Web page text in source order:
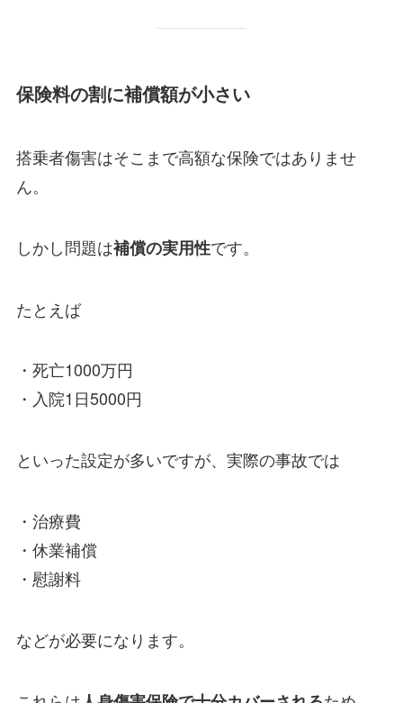
保険料の割に補償額が小さい
搭乗者傷害はそこまで高額な保険ではありませ
ん。
しかし問題は補償の実用性です。
たとえば
・死亡1000万円
・入院1日5000円
といった設定が多いですが、実際の事故では
・治療費
・休業補償
・慰謝料
などが必要になります。